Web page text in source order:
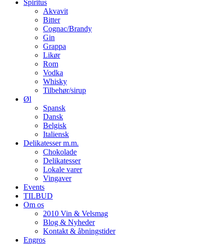
Spiritus
Akvavit
Bitter
Cognac/Brandy
Gin
Grappa
Likør
Rom
Vodka
Whisky
Tilbehør/sirup
Øl
Spansk
Dansk
Belgisk
Italiensk
Delikatesser m.m.
Chokolade
Delikatesser
Lokale varer
Vingaver
Events
TILBUD
Om os
2010 Vin & Velsmag
Blog & Nyheder
Kontakt & åbningstider
Engros